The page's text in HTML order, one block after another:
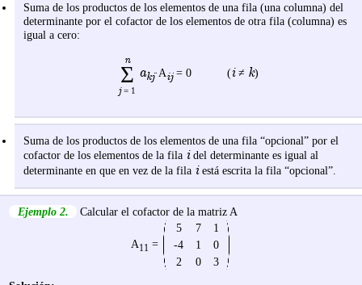
Suma de los productos de los elementos de una fila (una columna) del
determinante por el cofactor de los elementos de otra fila (columna) es
igual a cero:
n
Σ akj·Aij= 0 (i≠ k)
j= 1
Suma de los productos de los elementos de una fila “opcional” por el
cofactor de los elementos de la fila idel determinante es igual al
determinante en que en vez de la fila iestá escrita la fila “opcional”.
Ejemplo 2. Calcular el cofactor de la matriz A
A11 =
5 7
1
-4
1
0
2
0
3